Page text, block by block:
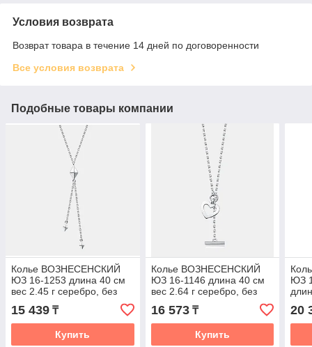
Условия возврата
Возврат товара в течение 14 дней по договоренности
Все условия возврата
Подобные товары компании
Колье ВОЗНЕСЕНСКИЙ
ЮЗ 16-1253 длина 40 см
вес 2.45 г серебро, без
15 439 ₸
Купить
Колье ВОЗНЕСЕНСКИЙ
ЮЗ 16-1146 длина 40 см
вес 2.64 г серебро, без
16 573₸
Купить
ЮЗ
20